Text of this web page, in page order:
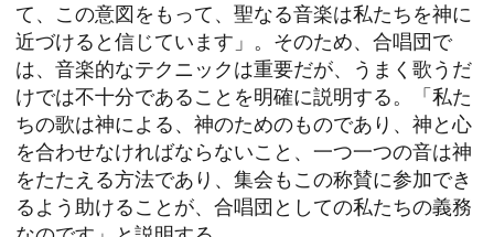
て、この意図をもって、聖なる音楽は私たちを神に
近づけると信じています」。そのため、合唱団で
は、音楽的なテクニックは重要だが、うまく歌うだ
けでは不十分であることを明確に説明する。「私た
ちの歌は神による、神のためのものであり、神と心
を合わせなければならないこと、一つ一つの音は神
をたたえる方法であり、集会もこの称賛に参加でき
るよう助けることが、合唱団としての私たちの義務